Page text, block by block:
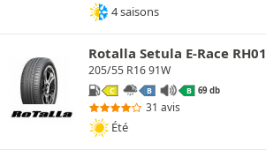
4 saisons
Rotalla Setula E-Race RH01
205/55 R16 91W
C B B 69 db
31 avis
Été